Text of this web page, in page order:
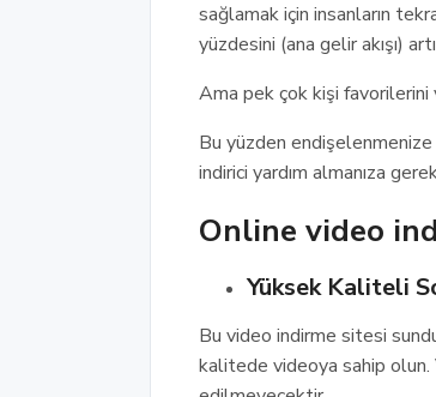
sağlamak için insanların
yüzdesini (ana gelir akışı)
Ama pek çok kişi
Bu yüzden endişelenmenize
indirici yardım almanıza
Online video
Yüksek Kaliteli
Bu video indirme sitesi
kalitede videoya sahip olun.